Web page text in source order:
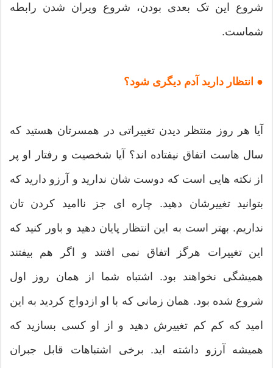
شروع این تک بعدی بودن، شروع ویران شدن رابطه
شماست.
● انتظار دارید آدم دیگری شود؟
آیا هر روز منتظر دیدن تغییراتی در همسرتان هستید که
سال هاست اتفاق نیفتاده اند؟ آیا شخصیت و رفتار او پر
از نکته هایی است که دوست شان ندارید و آرزو دارید که
بتوانید تغییرشان دهید. چاره ای جز ناامید کردن تان
نداریم. بهتر است به این انتظار پایان دهید و باور کنید که
این تغییرات هرگز اتفاق نمی افتند و اگر هم بیفتند
همیشگی نخواهند بود. اشتباه شما از همان روز اول
شروع شده بود. همان زمانی که با او ازدواج کردید به این
امید که کم کم تغییرش دهید و از او کسی بسازید که
همیشه آرزو داشته اید. برخی اشتباهات قابل جبران